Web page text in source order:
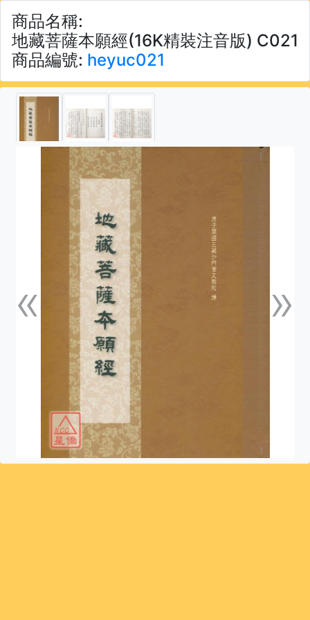
商品名稱:
地藏菩薩本願經(16K精裝注音版) C021
商品編號: heyuc021
«上一張 »下一